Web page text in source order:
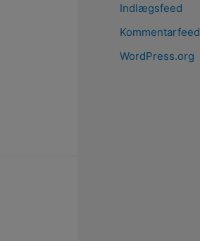
Indlægsfeed
Kommentarfeed
WordPress.org